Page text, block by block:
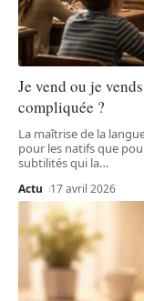
Je vend ou je
compliquée ?
La maîtrise de la
pour les natifs que
subtilités qui la…
Actu 17 avril 2026